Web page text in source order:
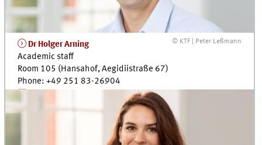
© KTF | Peter Leßmann
DrHolger Arning
Academic staff
Room 105 (Hansahof, Aegidiistraße 67)
Phone: +49 251 83-26904
holger.arning@uni-muenster.de